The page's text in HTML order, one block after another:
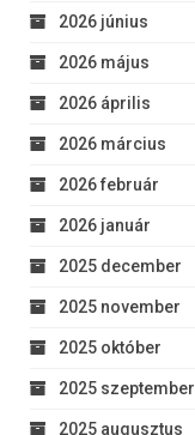
2026 június
2026 május
2026 április
2026 március
2026 február
2026 január
2025 december
2025 november
2025 október
2025 szeptember
2025 augusztus